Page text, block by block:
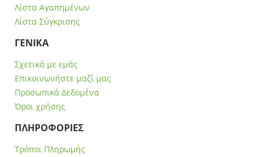
Λίστα Αγαπημένων
Λίστα Σύγκρισης
ΓΕΝΙΚΑ
Σχετικά με εμάς
Επικοινωνήστε μαζί μας
Προσωπικά Δεδομένα
Όροι χρήσης
ΠΛΗΡΟΦΟΡΙΕΣ
Τρόποι Πληρωμής